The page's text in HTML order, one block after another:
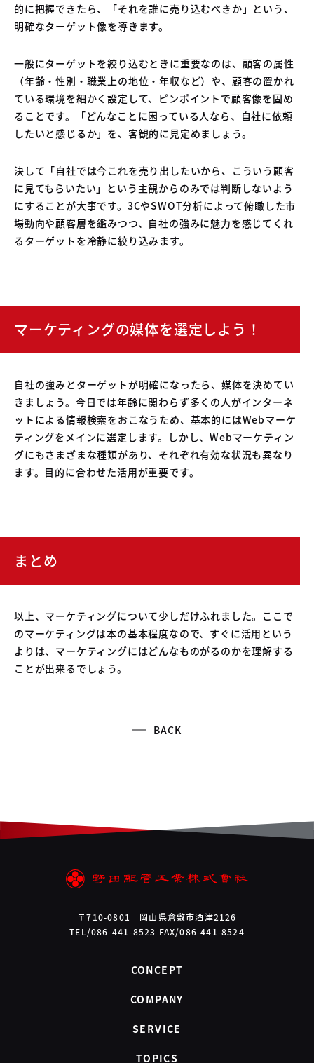
的に把握できたら、「それを誰に売り込むべきか」という、
明確なターゲット像を導きます。
一般にターゲットを絞り込むときに重要なのは、顧客の属性
（年齢・性別・職業上の地位・年収など）や、顧客の置かれ
ている環境を細かく設定して、ピンポイントで顧客像を固め
ることです。「どんなことに困っている人なら、自社に依頼
したいと感じるか」を、客観的に見定めましょう。
決して「自社では今これを売り出したいから、こういう顧客
に見てもらいたい」という主観からのみでは判断しないよう
にすることが大事です。3CやSWOT分析によって俯瞰した市
場動向や顧客層を鑑みつつ、自社の強みに魅力を感じてくれ
るターゲットを冷静に絞り込みます。
マーケティングの媒体を選定しよう！
自社の強みとターゲットが明確になったら、媒体を決めてい
きましょう。今日では年齢に関わらず多くの人がインターネ
ットによる情報検索をおこなうため、基本的にはWebマーケ
ティングをメインに選定します。しかし、Webマーケティン
グにもさまざまな種類があり、それぞれ有効な状況も異なり
ます。目的に合わせた活用が重要です。
まとめ
以上、マーケティングについて少しだけふれました。ここで
のマーケティングは本の基本程度なので、すぐに活用という
よりは、マーケティングにはどんなものがるのかを理解する
ことが出来るでしょう。
BACK
〒710-0801 岡山県倉敷市酒津2126
TEL/086-441-8523 FAX/086-441-8524
CONCEPT
COMPANY
SERVICE
TOPICS